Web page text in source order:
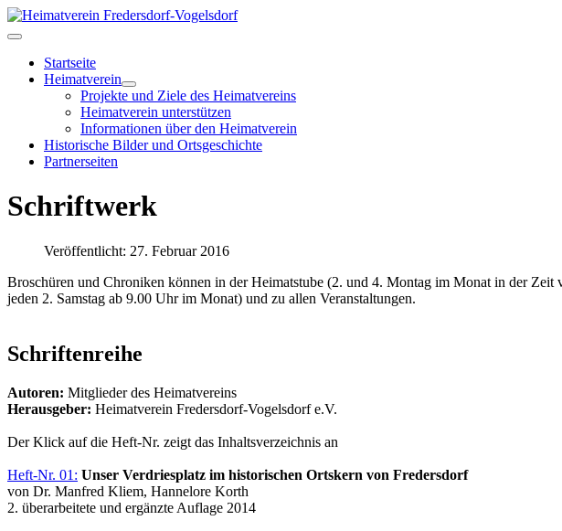
Startseite
Heimatverein
Projekte und Ziele des Heimatvereins
Heimatverein unterstützen
Informationen über den Heimatverein
Historische Bilder und Ortsgeschichte
Partnerseiten
Schriftwerk
Veröffentlicht: 27. Februar 2016
Broschüren und Chroniken können in der Heimatstube (2. und 4. Montag im Monat in der
jeden 2. Samstag ab 9.00 Uhr im Monat) und zu allen Veranstaltungen.
Schriftenreihe
Autoren: Mitglieder des Heimatvereins
Herausgeber: Heimatverein Fredersdorf-Vogelsdorf e.V.
Der Klick auf die Heft-Nr. zeigt das Inhaltsverzeichnis an
Heft-Nr. 01: Unser Verdriesplatz im historischen Ortskern von Fredersdorf
von Dr. Manfred Kliem, Hannelore Korth
2. überarbeitete und ergänzte Auflage 2014